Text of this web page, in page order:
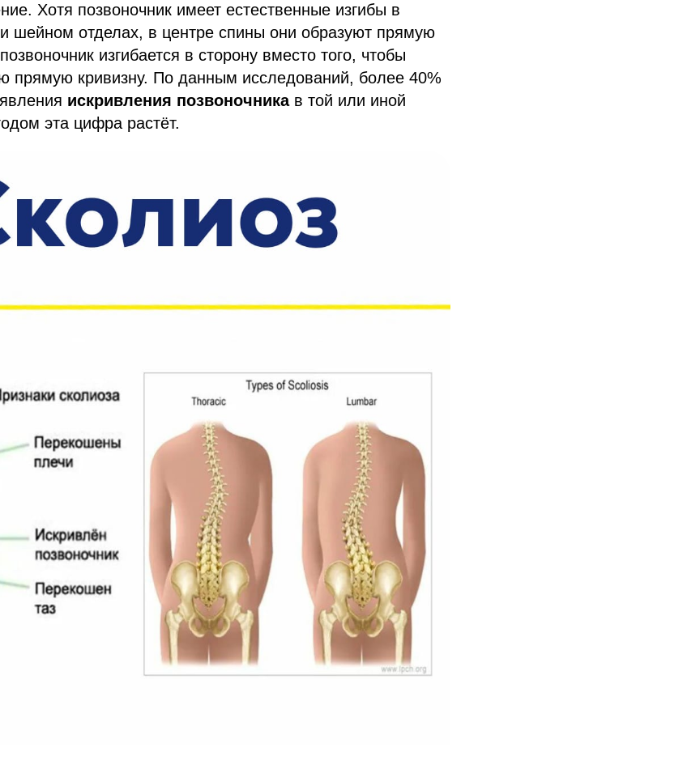
Хотя позвоночник имеет естественные изгибы в
шейном отделах, в центре спины они образуют прямую
изгибается в сторону вместо того, чтобы
прямую кривизну. По данным исследований, более 40%
искривления позвоночника в той или иной
эта цифра растёт.